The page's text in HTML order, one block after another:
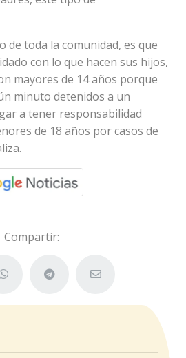
de toda la comunidad, es que
con lo que hacen sus hijos,
mayores de 14 años porque
minuto detenidos a un
a tener responsabilidad
de 18 años por casos de
Compartir: